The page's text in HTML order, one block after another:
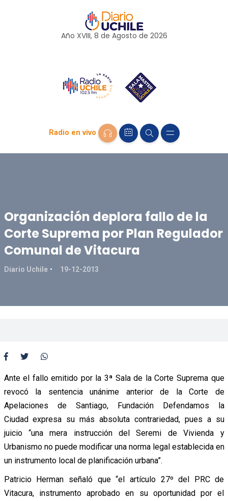
Año XVIII, 8 de Agosto de 2026
Radio en vivo
Organización deplora fallo de la
Corte Suprema por Plan Regulador
Comunal de Vitacura
Diario Uchile 19-12-2013
Ante el fallo emitido por la 3ª Sala de la Corte Suprema que
revocó la sentencia unánime anterior de la Corte de
Apelaciones de Santiago, Fundación Defendamos la
Ciudad expresa su más absoluta contrariedad, pues a su
juicio “una mera instrucción del Seremi de Vivienda y
Urbanismo no puede modificar una norma legal establecida en
un instrumento local de planificación urbana”.
Patricio Herman señaló que “el artículo 27º del PRC de
Vitacura, instrumento aprobado en su oportunidad por el